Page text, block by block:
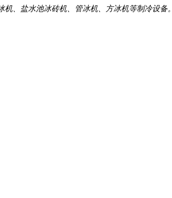
、盐水池冰砖机、管冰机、方冰机等制冷设备。